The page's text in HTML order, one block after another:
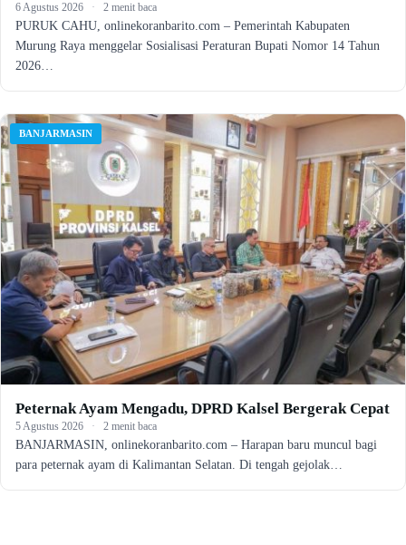
6 Agustus 2026 · 2 menit baca
PURUK CAHU, onlinekoranbarito.com – Pemerintah Kabupaten
Murung Raya menggelar Sosialisasi Peraturan Bupati Nomor 14 Tahun
2026…
BANJARMASIN
Peternak Ayam Mengadu, DPRD Kalsel Bergerak Cepat
5 Agustus 2026 · 2 menit baca
BANJARMASIN, onlinekoranbarito.com – Harapan baru muncul bagi
para peternak ayam di Kalimantan Selatan. Di tengah gejolak…